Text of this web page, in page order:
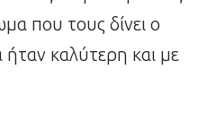
που τους δίνει ο
καλύτερη και με